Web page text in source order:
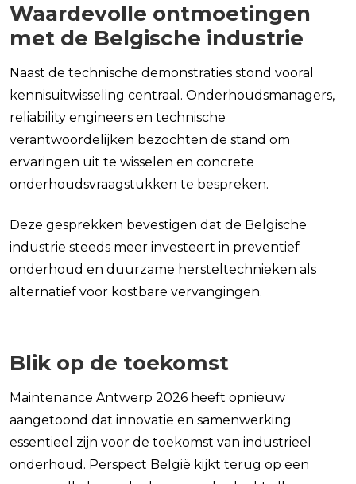
Waardevolle ontmoetingen
met de Belgische industrie
Naast de technische demonstraties stond vooral
kennisuitwisseling centraal. Onderhoudsmanagers,
reliability engineers en technische
verantwoordelijken bezochten de stand om
ervaringen uit te wisselen en concrete
onderhoudsvraagstukken te bespreken.
Deze gesprekken bevestigen dat de Belgische
industrie steeds meer investeert in preventief
onderhoud en duurzame hersteltechnieken als
alternatief voor kostbare vervangingen.
Blik op de toekomst
Maintenance Antwerp 2026 heeft opnieuw
aangetoond dat innovatie en samenwerking
essentieel zijn voor de toekomst van industrieel
onderhoud. Perspect België kijkt terug op een